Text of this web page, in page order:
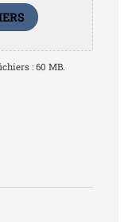
: 60 MB.